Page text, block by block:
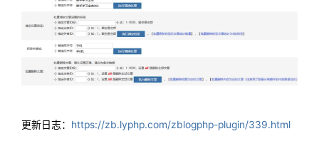
更新日志： https://zb.lyphp.com/zblogphp-plugin/339.html